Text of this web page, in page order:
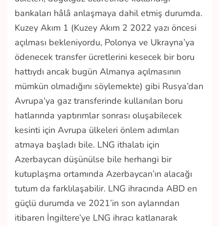
bankaları hâlâ anlaşmaya dahil etmiş durumda.
Kuzey Akım 1 (Kuzey Akım 2 2022 yazı öncesi
açılması bekleniyordu, Polonya ve Ukrayna’ya
ödenecek transfer ücretlerini kesecek bir boru
hattıydı ancak bugün Almanya açılmasının
mümkün olmadığını söylemekte) gibi Rusya’dan
Avrupa’ya gaz transferinde kullanılan boru
hatlarında yaptırımlar sonrası oluşabilecek
kesinti için Avrupa ülkeleri önlem adımları
atmaya başladı bile. LNG ithalatı için
Azerbaycan düşünülse bile herhangi bir
kutuplaşma ortamında Azerbaycan’ın alacağı
tutum da farklılaşabilir. LNG ihracında ABD en
güçlü durumda ve 2021’in son aylarından
itibaren İngiltere’ye LNG ihracı katlanarak